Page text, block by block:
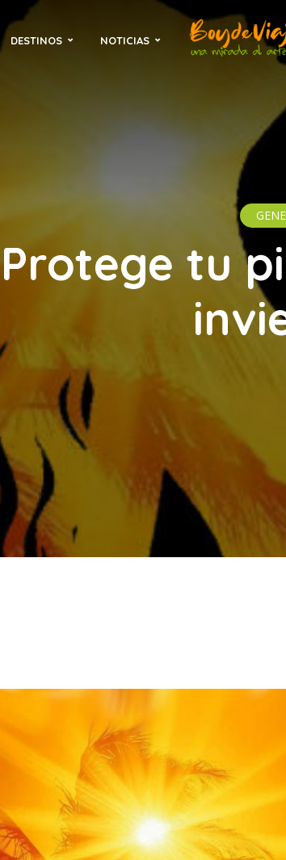
DESTINOS NOTICIAS
Protege tu